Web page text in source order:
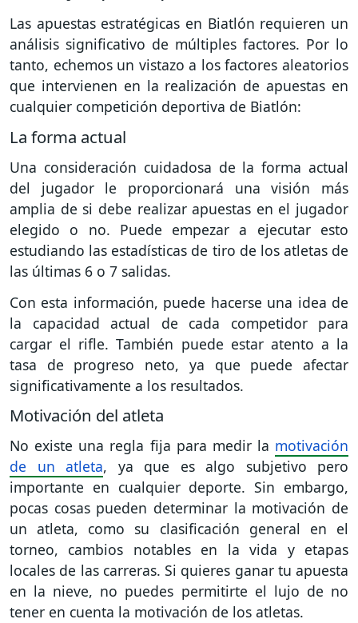
Las apuestas estratégicas en Biatlón requieren un
análisis significativo de múltiples factores. Por lo
tanto, echemos un vistazo a los factores aleatorios
que intervienen en la realización de apuestas en
cualquier competición deportiva de Biatlón:
La forma actual
Una consideración cuidadosa de la forma actual
del jugador le proporcionará una visión más
amplia de si debe realizar apuestas en el jugador
elegido o no. Puede empezar a ejecutar esto
estudiando las estadísticas de tiro de los atletas de
las últimas 6 o 7 salidas.
Con esta información, puede hacerse una idea de
la capacidad actual de cada competidor para
cargar el rifle. También puede estar atento a la
tasa de progreso neto, ya que puede afectar
significativamente a los resultados.
Motivación del atleta
No existe una regla fija para medir la motivación
de un atleta, ya que es algo subjetivo pero
importante en cualquier deporte. Sin embargo,
pocas cosas pueden determinar la motivación de
un atleta, como su clasificación general en el
torneo, cambios notables en la vida y etapas
locales de las carreras. Si quieres ganar tu apuesta
en la nieve, no puedes permitirte el lujo de no
tener en cuenta la motivación de los atletas.